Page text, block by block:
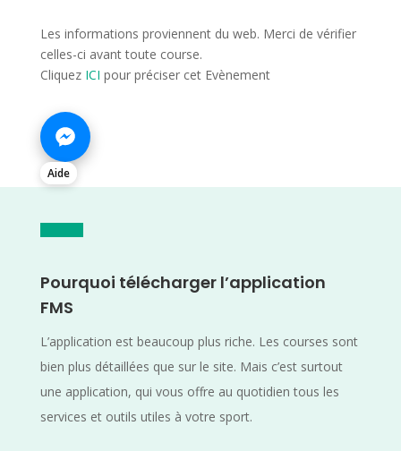
Les informations proviennent du web. Merci de vérifier
celles-ci avant toute course.
Cliquez ICI pour préciser cet Evènement
Aide
Pourquoi télécharger l’application
FMS
L’application est beaucoup plus riche. Les courses sont
bien plus détaillées que sur le site. Mais c’est surtout
une application, qui vous offre au quotidien tous les
services et outils utiles à votre sport.